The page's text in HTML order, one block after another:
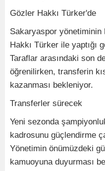
Gözler Hakkı Türker'de
Sakaryaspor yönetiminin
Hakkı Türker ile yaptığı
Taraflar arasındaki son
öğrenilirken, transferin
kazanması bekleniyor.
Transferler sürecek
Yeni sezonda
kadrosunu güçlendirme
Yönetimin önümüzdeki
kamuoyuna duyurması